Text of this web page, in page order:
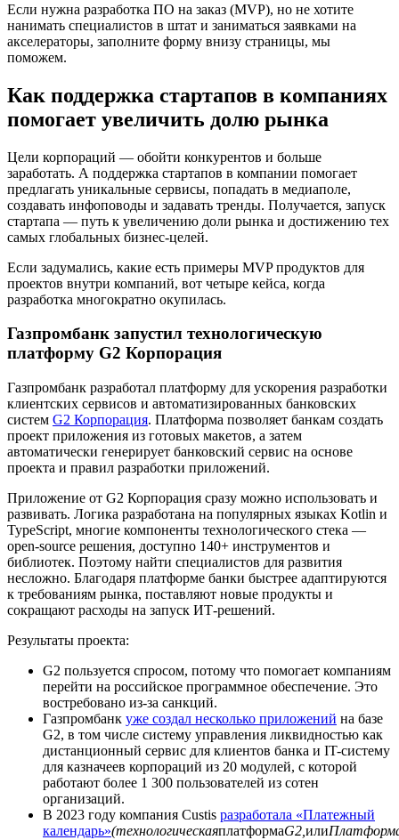
Если нужна разработка ПО на заказ (MVP), но не хотите
нанимать специалистов в штат и заниматься заявками на
акселераторы, заполните форму внизу страницы, мы
поможем.
Как поддержка стартапов в компаниях
помогает увеличить долю рынка
Цели корпораций — обойти конкурентов и больше
заработать. А поддержка стартапов в компании помогает
предлагать уникальные сервисы, попадать в медиаполе,
создавать инфоповоды и задавать тренды. Получается, запуск
стартапа — путь к увеличению доли рынка и достижению тех
самых глобальных бизнес-целей.
Если задумались, какие есть примеры MVP продуктов для
проектов внутри компаний, вот четыре кейса, когда
разработка многократно окупилась.
Газпромбанк запустил технологическую
платформу G2 Корпорация
Газпромбанк разработал платформу для ускорения разработки
клиентских сервисов и автоматизированных банковских
систем G2 Корпорация. Платформа позволяет банкам создать
проект приложения из готовых макетов, а затем
автоматически генерирует банковский сервис на основе
проекта и правил разработки приложений.
Приложение от G2 Корпорация сразу можно использовать и
развивать. Логика разработана на популярных языках Kotlin и
TypeScript, многие компоненты технологического стека —
open-source решения, доступно 140+ инструментов и
библиотек. Поэтому найти специалистов для развития
несложно. Благодаря платформе банки быстрее адаптируются
к требованиям рынка, поставляют новые продукты и
сокращают расходы на запуск ИТ-решений.
Результаты проекта:
G2 пользуется спросом, потому что помогает компаниям
перейти на российское программное обеспечение. Это
востребовано из-за санкций.
Газпромбанк уже создал несколько приложений на базе
G2, в том числе систему управления ликвидностью как
дистанционный сервис для клиентов банка и IT-систему
для казначеев корпораций из 20 модулей, с которой
работают более 1 300 пользователей из сотен
организаций.
В 2023 году компания Custis разработала «Платежный
календарь»(технологическаяплатформаG2, или